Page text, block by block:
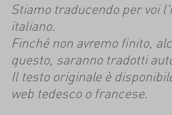
Stiamo traducendo per voi
italiano.
Finché non avremo finito,
questo, saranno tradotti
Il testo originale è
web tedesco o francese.